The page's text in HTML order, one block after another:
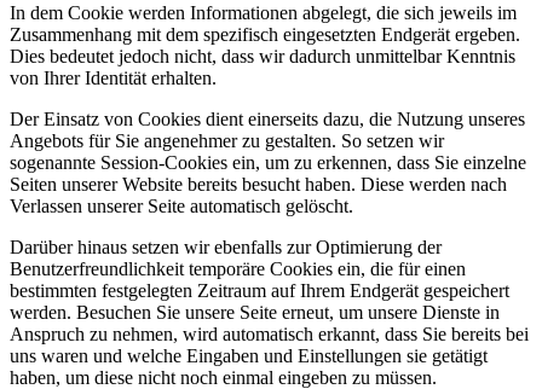
In dem Cookie werden Informationen abgelegt, die sich jeweils im
Zusammenhang mit dem spezifisch eingesetzten Endgerät ergeben.
Dies bedeutet jedoch nicht, dass wir dadurch unmittelbar Kenntnis
von Ihrer Identität erhalten.
Der Einsatz von Cookies dient einerseits dazu, die Nutzung unseres
Angebots für Sie angenehmer zu gestalten. So setzen wir
sogenannte Session-Cookies ein, um zu erkennen, dass Sie einzelne
Seiten unserer Website bereits besucht haben. Diese werden nach
Verlassen unserer Seite automatisch gelöscht.
Darüber hinaus setzen wir ebenfalls zur Optimierung der
Benutzerfreundlichkeit temporäre Cookies ein, die für einen
bestimmten festgelegten Zeitraum auf Ihrem Endgerät gespeichert
werden. Besuchen Sie unsere Seite erneut, um unsere Dienste in
Anspruch zu nehmen, wird automatisch erkannt, dass Sie bereits bei
uns waren und welche Eingaben und Einstellungen sie getätigt
haben, um diese nicht noch einmal eingeben zu müssen.